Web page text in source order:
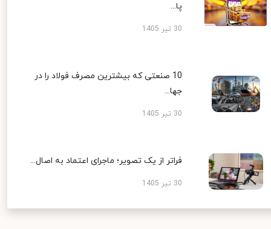
پا...
30 تیر 1405
10 صنعتی که بیشترین مصرف فولاد را در
جها...
30 تیر 1405
فراتر از یک تصویر؛ ماجرای اعتماد به اصال...
30 تیر 1405